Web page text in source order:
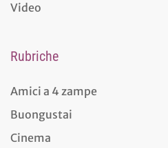
Video
Rubriche
Amici a 4 zampe
Buongustai
Cinema